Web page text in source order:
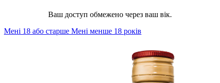
Ваш доступ обмежено через ваш вік.
Мені 18 або старше Мені менше 18 років